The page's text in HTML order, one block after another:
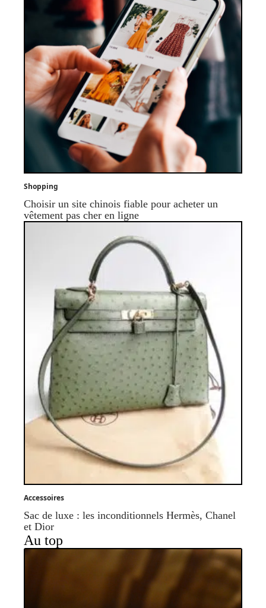
Shopping
Choisir un site chinois fiable pour acheter un
vêtement pas cher en ligne
Accessoires
Sac de luxe : les inconditionnels Hermès, Chanel
et Dior
Au top